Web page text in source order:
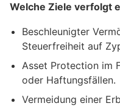
Welche Ziele verfolgt
Beschleunigter
Steuerfreiheit auf
Asset Protection im
oder Haftungsfällen.
Vermeidung einer